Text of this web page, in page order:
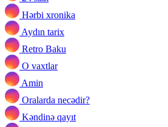
Hərbi xronika
Aydın tarix
Retro Baku
O vaxtlar
Amin
Oralarda necədir?
Kəndinə qayıt